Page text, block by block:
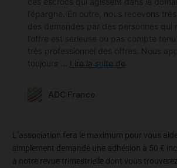
L’association fera le maximum pour vous
simplement demandé une adhésion à 50 €
à notre revue trimestrielle dont vous